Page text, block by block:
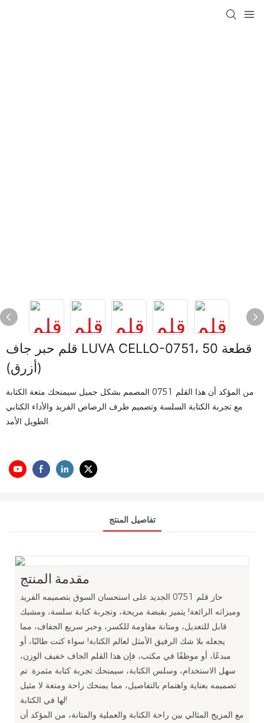
قلم حبر جاف LUVA CELLO-0751، 50 قطعة
(أزرق)
من المؤكد أن هذا القلم 0751 المصمم بشكل جميل سيمنحك متعة الكتابة
مع تجربة الكتابة السلسة وتصميم طرف الرصاص الفريد والأداء الكتابي
الطويل الأمد.
تفاصيل المنتج
مقدمة المنتج
حاز قلم 0751 الجديد على استحسان السوق بتصميمه الفريد
وميزاته الرائعة! يتميز بقبضة مريحة، وتجربة كتابة سلسة، ومشبك
قابل للتعديل، ومتانة مقاومة للكسر، وحبر سريع الجفاف، مما
يجعله بلا شك الرفيق الأمثل لعالم الكتابة! سواء كنت طالبًا، أو
مبدعًا، أو موظفًا في مكتب، فإن هذا القلم الجاف خفيف الوزن،
سهل الاستخدام، وسلس الكتابة، سيمنحك تجربة كتابة مثمرة. تم
تصميمه بعناية واهتمام بالتفاصيل، مما يمنحك راحة ومتعة لا مثيل
لها في الكتابة!
مع المزيج المثالي بين راحة الكتابة والعملية والمتانة، من المؤكد أن